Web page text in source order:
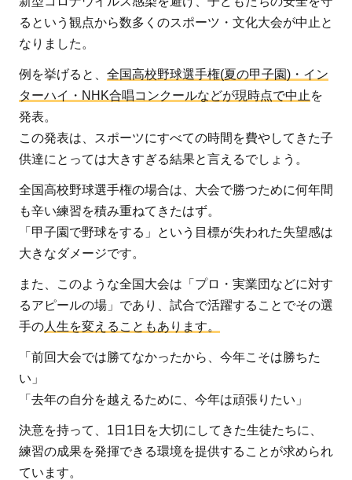
の相
次ぐ
1.2
学校
の遅
れ
1.3
就職
活動
への
1.4
家族
の収
入減
よる
1.5
感染
るという観点から数多くのスポーツ・文化大会が中止と
なりました。
例を挙げると、 全国高校野球選手権(夏の甲子園)・イン
ターハイ・NHK合唱コンクールなどが現時点で中止 を
発表。
この発表は、スポーツにすべての時間を費やしてきた子
供達にとっては大きすぎる結果と言えるでしょう。
全国高校野球選手権の場合は、大会で勝つために何年間
も辛い練習を積み重ねてきたはず。
「甲子園で野球をする」という目標が失われた失望感は
大きなダメージです。
また、このような全国大会は「プロ・実業団などに対す
るアピールの場」であり、試合で活躍することでその選
手の人生を変えることもあります。
「前回大会では勝てなかったから、今年こそは勝ちた
い」
「去年の自分を越えるために、今年は頑張りたい」
決意を持って、1日1日を大切にしてきた生徒たちに、
練習の成果を発揮できる環境を提供することが求められ
ています。